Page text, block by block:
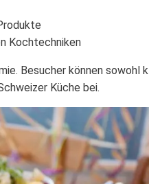
Kochtechniken
Besucher können
Küche bei.